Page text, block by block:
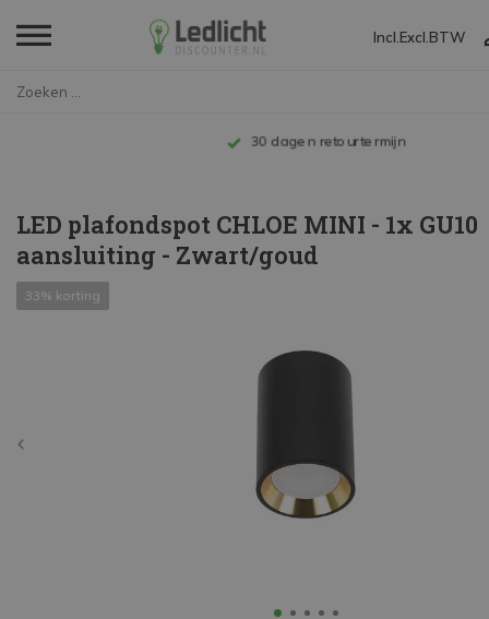
Incl. Excl. BTW
Tot 10 jaar garantie
LED plafondspot CHLOE MINI - 1x GU10
aansluiting - Zwart/goud
33% korting